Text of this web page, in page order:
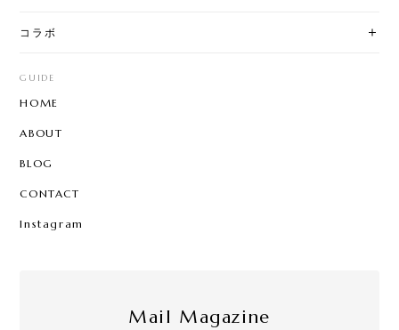
コラボ
GUIDE
HOME
ABOUT
BLOG
CONTACT
Instagram
Mail Magazine